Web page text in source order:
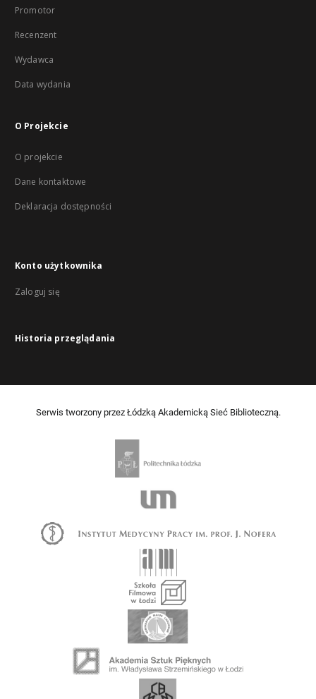
Promotor
Recenzent
Wydawca
Data wydania
O Projekcie
O projekcie
Dane kontaktowe
Deklaracja dostępności
Konto użytkownika
Zaloguj się
Historia przeglądania
Serwis tworzony przez Łódzką Akademicką Sieć Biblioteczną.